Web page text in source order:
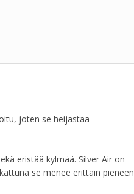
joten se heijastaa
eristää kylmää. Silver Air on
se menee erittäin pieneen